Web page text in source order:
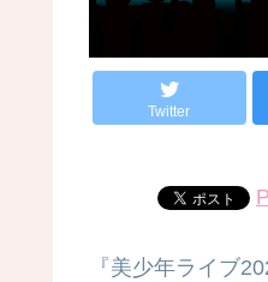
Twitter
『美少年ライブ